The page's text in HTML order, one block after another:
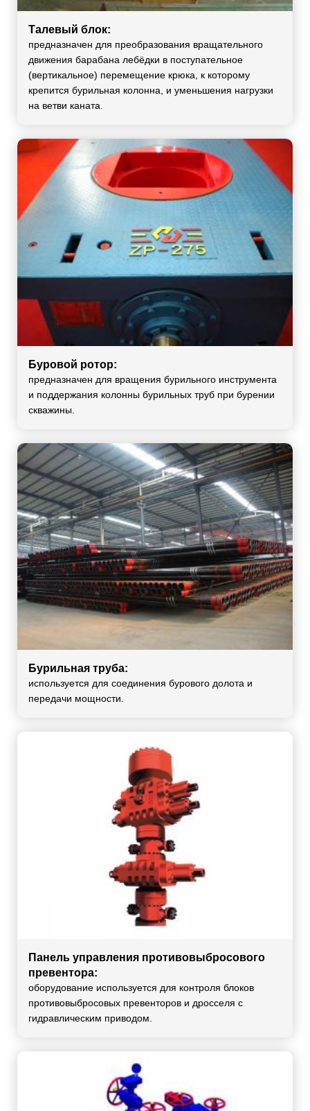
Талевый блок:
предназначен для преобразования вращательного
движения барабана лебёдки в поступательное
(вертикальное) перемещение крюка, к которому
крепится бурильная колонна, и уменьшения нагрузки
на ветви каната.
Буровой ротор:
предназначен для вращения бурильного инструмента
и поддержания колонны бурильных труб при бурении
скважины.
Бурильная труба:
используется для соединения бурового долота и
передачи мощности.
Панель управления противовыбросового
превентора:
оборудование используется для контроля блоков
противовыбросовых превенторов и дросселя с
гидравлическим приводом.